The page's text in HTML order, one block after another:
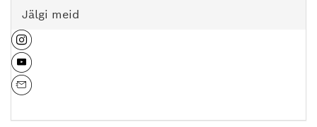
Jälgi meid